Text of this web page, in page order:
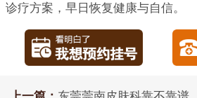
诊疗方案，早日恢复健康与自信。